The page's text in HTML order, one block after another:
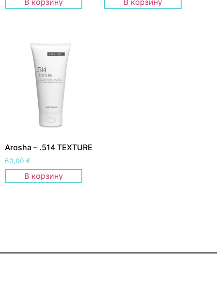
Arosha – .514 TEXTURE
60,00 €
В корзину